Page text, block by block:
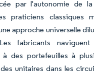
par l'autonomie de
praticiens classiques
approche universelle
fabricants
des portefeuilles à
unitaires dans les